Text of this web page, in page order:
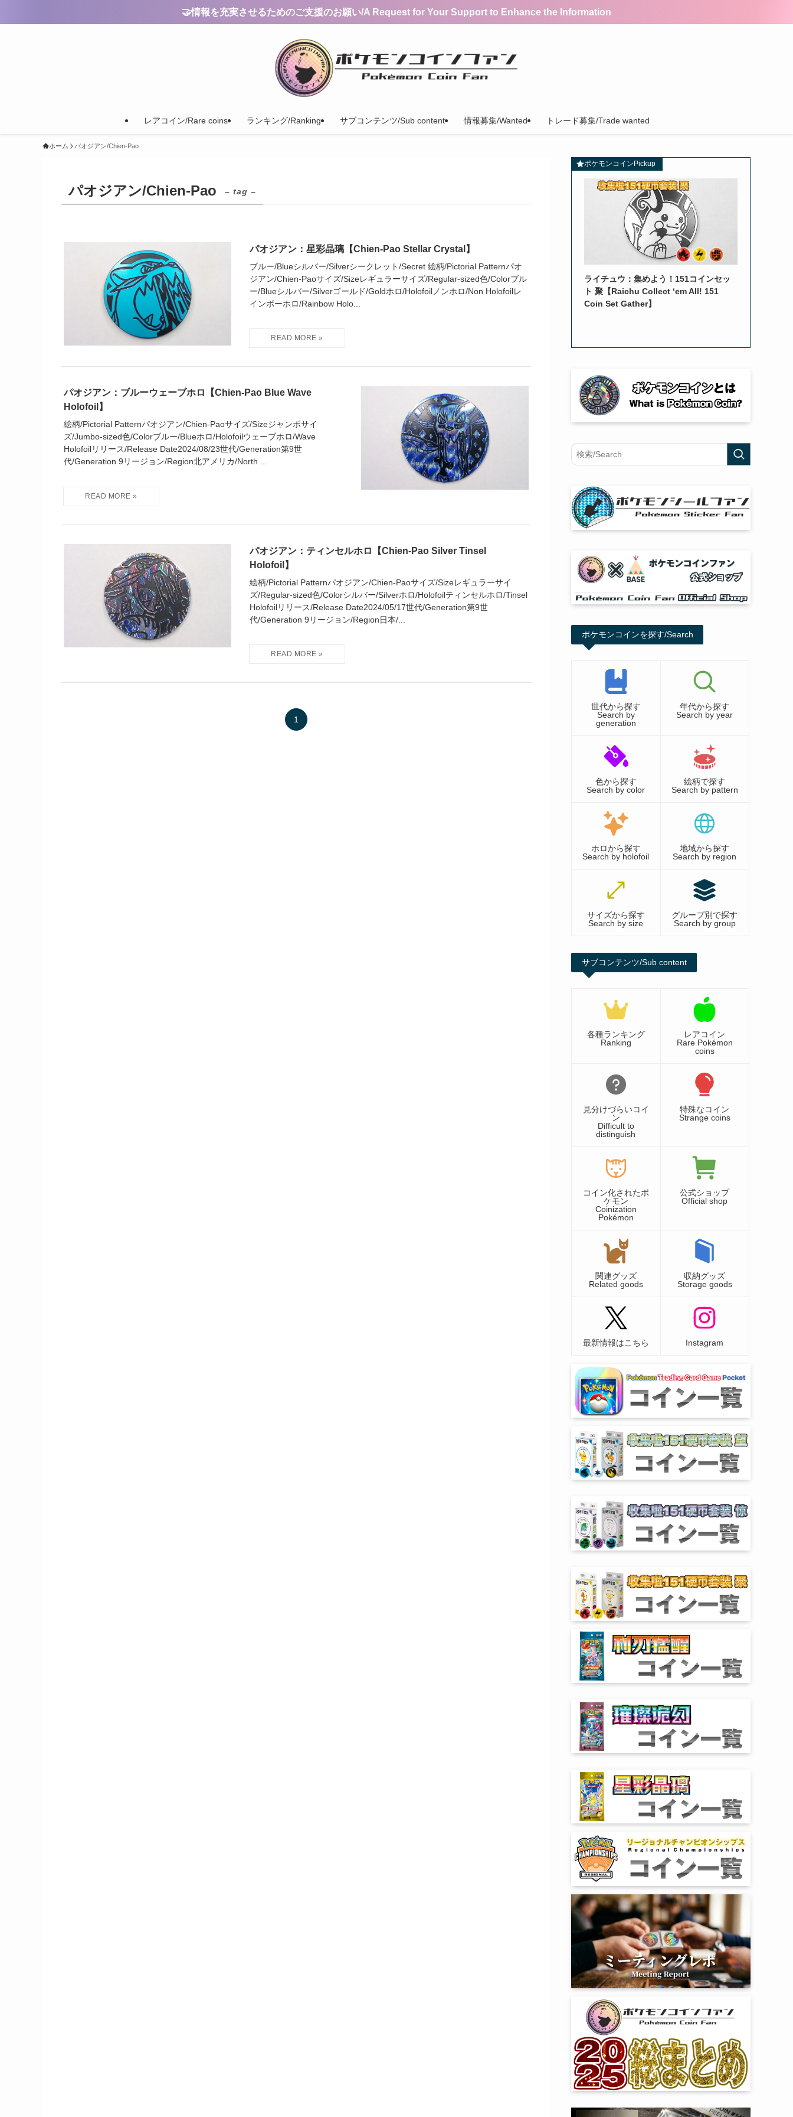
🤝情報を充実させるためのご支援のお願い/A Request for Your Support to Enhance the Information
レアコイン/Rare coins ランキング/Ranking サブコンテンツ/Sub content 情報募集/Wanted トレード募集/Trade wanted
ホーム パオジアン/Chien-Pao
パオジアン/Chien-Pao – tag –
パオジアン：星彩晶璃【Chien-Pao Stellar Crystal】
ブルー/Blueシルバー/Silverシークレット/Secret 絵柄/Pictorial Patternパオ
ジアン/Chien-Paoサイズ/Sizeレギュラーサイズ/Regular-sized色/Colorブル
ー/Blueシルバー/Silverゴールド/Goldホロ/Holofoilノンホロ/Non Holofoilレ
インボーホロ/Rainbow Holo...
パオジアン：ブルーウェーブホロ【Chien-Pao Blue Wave
Holofoil】
絵柄/Pictorial Patternパオジアン/Chien-Paoサイズ/Sizeジャンボサイ
ズ/Jumbo-sized色/Colorブルー/Blueホロ/Holofoilウェーブホロ/Wave
Holofoilリリース/Release Date2024/08/23世代/Generation第9世
代/Generation 9リージョン/Region北アメリカ/North ...
パオジアン：ティンセルホロ【Chien-Pao Silver Tinsel
Holofoil】
絵柄/Pictorial Patternパオジアン/Chien-Paoサイズ/Sizeレギュラーサイ
ズ/Regular-sized色/Colorシルバー/Silverホロ/Holofoilティンセルホロ/Tinsel
Holofoilリリース/Release Date2024/05/17世代/Generation第9世
代/Generation 9リージョン/Region日本/...
1
ポケモンコインPickup
ライチュウ：集めよう！151コインセッ
ト 聚【Raichu Collect ‘em All! 151
Coin Set Gather】
ポケモンコインを探す/Search
世代から探す
Search by
generation
年代から探す
Search by year
色から探す
Search by color
絵柄で探す
Search by pattern
ホロから探す
Search by holofoil
地域から探す
Search by region
サイズから探す
Search by size
グループ別で探す
Search by group
サブコンテンツ/Sub content
各種ランキング
Ranking
レアコイン
Rare Pokémon
coins
見分けづらいコイ
ン
Difficult to
distinguish
特殊なコイン
Strange coins
コイン化されたポ
ケモン
Coinization
Pokémon
公式ショップ
Official shop
関連グッズ
Related goods
収納グッズ
Storage goods
最新情報はこちら Instagram